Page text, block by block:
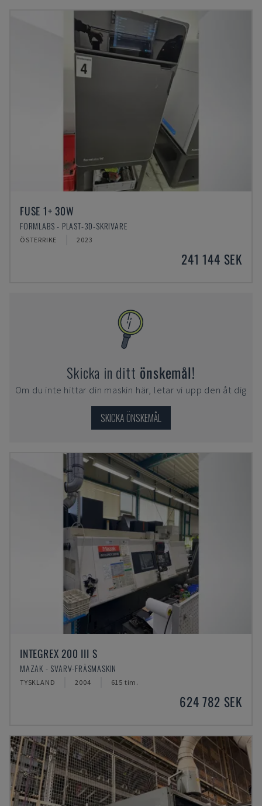
FUSE 1+ 30W
FORMLABS - PLAST-3D-SKRIVARE
ÖSTERRIKE 2023
241 144 SEK
Skicka in ditt önskemål!
Om du inte hittar din maskin här, letar vi upp den åt dig
SKICKA ÖNSKEMÅL
INTEGREX 200 III S
MAZAK - SVARV-FRÄSMASKIN
TYSKLAND 2004 615 tim.
624 782 SEK